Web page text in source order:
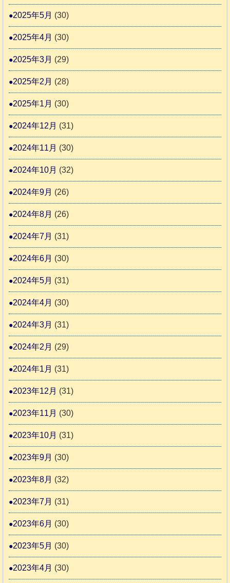
2025年5月 (30)
2025年4月 (30)
2025年3月 (29)
2025年2月 (28)
2025年1月 (30)
2024年12月 (31)
2024年11月 (30)
2024年10月 (32)
2024年9月 (26)
2024年8月 (26)
2024年7月 (31)
2024年6月 (30)
2024年5月 (31)
2024年4月 (30)
2024年3月 (31)
2024年2月 (29)
2024年1月 (31)
2023年12月 (31)
2023年11月 (30)
2023年10月 (31)
2023年9月 (30)
2023年8月 (32)
2023年7月 (31)
2023年6月 (30)
2023年5月 (30)
2023年4月 (30)